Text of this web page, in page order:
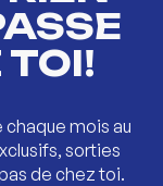
TOI!
mois au
sorties
de chez toi.